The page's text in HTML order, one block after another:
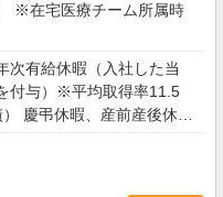
※在宅医療チーム所属時
次有給休暇（入社した当
付与）※平均取得率11.5
慶弔休暇、産前産後休暇
日間） 特別休暇（配偶者